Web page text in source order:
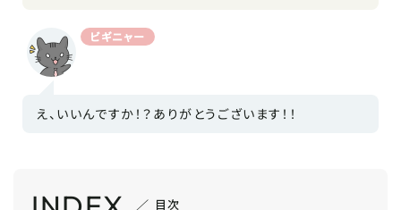
ビギニャー
え、いいんですか！？ありがとうございます！！
目次